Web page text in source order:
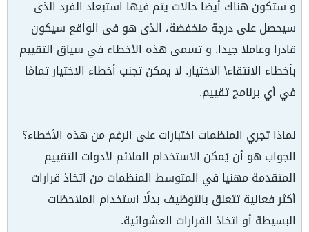
و ستكون هناك أيضا حالات يتم فيها استبعاد الفرد الذى
سيحصل على درجة منخفضة، الذى هو فى الواقع سيكون
قادرا وعاملا جيدا. و تسمى هذه الأخطاء في سياق التقييم
بأخطاء الانتقاء\ الاختيار. لا يمكن تجنب أخطاء الاختيار تمامًا
في أي برنامج تقييم.
لماذا تجري المنظمات اختبارات على الرغم من هذه الأخطاء؟
الجواب هو أن يُمكن الاستخدام الملائم لأدوات التقييم
المتقدمة مهنيا في المتوسط المنظمات من اتخاذ قرارات
أكثر فعالية تتعلق بالتوظيف بدلًا استخدام الملاحظات
البسيطة أو اتخاذ القرارات العشوائية.